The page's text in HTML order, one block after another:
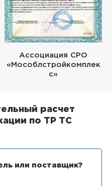
Ассоциация СРО
«Мособлстройкомплек
с»
расчет
по ТР ТС
или поставщик?